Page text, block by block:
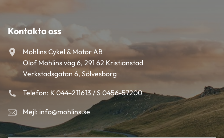
Kontakta oss
Mohlins Cykel & Motor AB
Olof Mohlins väg 6, 291 62 Kristianstad
Verkstadsgatan 6, Sölvesborg
Telefon: K 044-211613 / S 0456-57200
Mejl: info@mohlins.se